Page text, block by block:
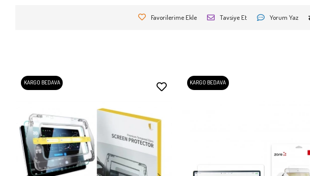
Favorilerime Ekle Tavsiye Et Yorum Yaz
KARGO BEDAVA KARGO BEDAVA